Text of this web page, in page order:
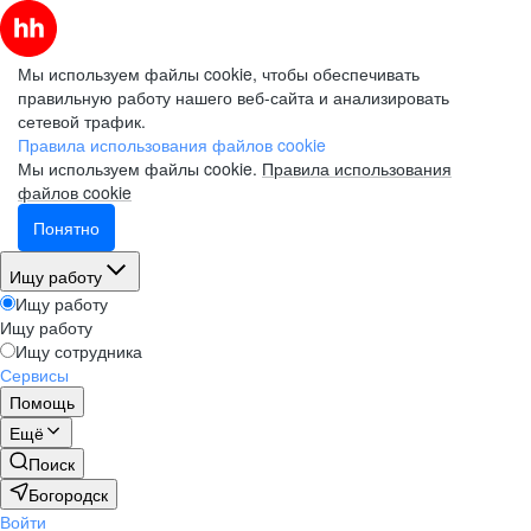
Мы используем файлы cookie, чтобы обеспечивать
правильную работу нашего веб-сайта и анализировать
сетевой трафик.
Правила использования файлов cookie
Мы используем файлы cookie. Правила использования
файлов cookie
Понятно
Ищу работу
Ищу работу
Ищу работу
Ищу сотрудника
Сервисы
Помощь
Ещё
Поиск
Богородск
Войти